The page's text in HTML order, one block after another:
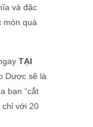
và đặc
món quà
TẠI
Dược sẽ là
bạn “cắt
chỉ với 20